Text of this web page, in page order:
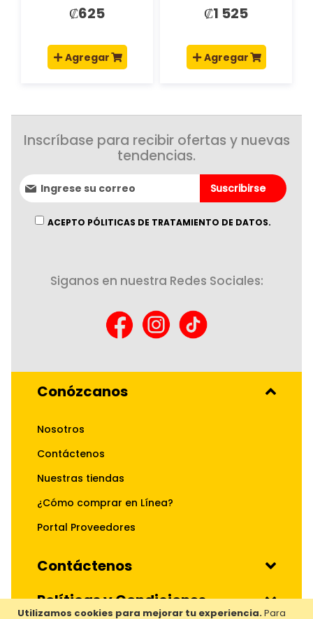
Utilizamos cookies para mejorar tu experiencia.Para
₡625
Agregar
₡1 525
Agregar
Inscríbase para recibir ofertas y nuevas
tendencias.
Suscríbase
al
boletín
informativo:
Suscribirse
ACEPTO PÓLITICAS DE TRATAMIENTO DE DATOS.
Siganos en nuestra Redes Sociales:
Conózcanos
Nosotros
Contáctenos
Nuestras tiendas
¿Cómo comprar en Línea?
Portal Proveedores
Contáctenos
Políticas y Condiciones